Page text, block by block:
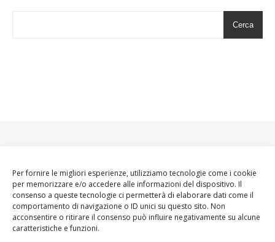
Per fornire le migliori esperienze, utilizziamo tecnologie come i cookie
per memorizzare e/o accedere alle informazioni del dispositivo. Il
consenso a queste tecnologie ci permetterà di elaborare dati come il
comportamento di navigazione o ID unici su questo sito. Non
acconsentire o ritirare il consenso può influire negativamente su alcune
caratteristiche e funzioni.
Cerca